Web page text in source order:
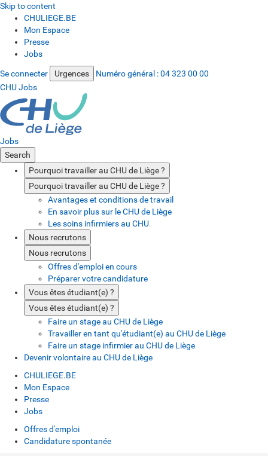
Skip to content
CHULIEGE.BE
Mon Espace
Presse
Jobs
Se connecter Urgences Numéro général :04 323 00 00
CHU Jobs
Jobs
Search
Pourquoi travailler au CHU de Liège ?
Pourquoi travailler au CHU de Liège ?
Avantages et conditions de travail
En savoir plus sur le CHU de Liège
Les soins infirmiers au CHU
Nous recrutons
Nous recrutons
Offres d'emploi en cours
Préparer votre candidature
Vous êtes étudiant(e) ?
Vous êtes étudiant(e) ?
Faire un stage au CHU de Liège
Travailler en tant qu'étudiant(e) au CHU de Liège
Faire un stage infirmier au CHU de Liège
Devenir volontaire au CHU de Liège
CHULIEGE.BE
Mon Espace
Presse
Jobs
Offres d'emploi
Candidature spontanée